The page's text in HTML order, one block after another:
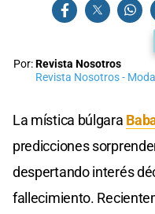
Por:Revista Nosotros
Revista Nosotros -
La mística búlgara
predicciones
despertando interés
fallecimiento.